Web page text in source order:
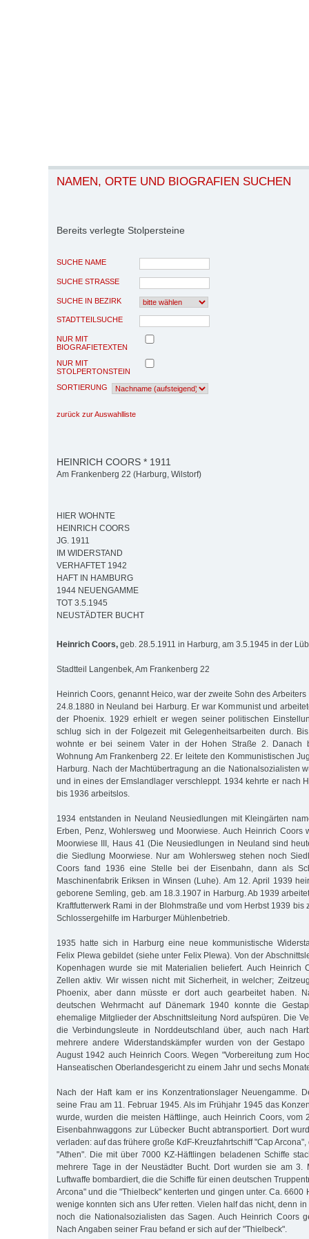
NAMEN, ORTE UND BIOGRAFIEN SUCHEN
Bereits verlegte Stolpersteine
SUCHE NAME
SUCHE STRASSE
SUCHE IN BEZIRK
STADTTEILSUCHE
NUR MIT
BIOGRAFIETEXTEN
NUR MIT
STOLPERTONSTEIN
SORTIERUNG
zurück zur Auswahlliste
HEINRICH COORS * 1911
Am Frankenberg 22 (Harburg, Wilstorf)
HIER WOHNTE
HEINRICH COORS
JG. 1911
IM WIDERSTAND
VERHAFTET 1942
HAFT IN HAMBURG
1944 NEUENGAMME
TOT 3.5.1945
NEUSTÄDTER BUCHT
Heinrich Coors, geb. 28.5.1911 in Harburg, am 3.5.1945 in der
Stadtteil Langenbek, Am Frankenberg 22
Heinrich Coors, genannt Heico, war der zweite Sohn des
24.8.1880 in Neuland bei Harburg. Er war Kommunist und
der Phoenix. 1929 erhielt er wegen seiner politischen
schlug sich in der Folgezeit mit Gelegenheitsarbeiten durch.
wohnte er bei seinem Vater in der Hohen Straße 2. Danach
Wohnung Am Frankenberg 22. Er leitete den Kommunistischen
Harburg. Nach der Machtübertragung an die Nationalsozialisten
und in eines der Emslandlager verschleppt. 1934 kehrte er nach
bis 1936 arbeitslos.
1934 entstanden in Neuland Neusiedlungen mit Kleingärten
Erben, Penz, Wohlersweg und Moorwiese. Auch Heinrich Coors
Moorwiese III, Haus 41 (Die Neusiedlungen in Neuland sind
die Siedlung Moorwiese. Nur am Wohlersweg stehen noch
Coors fand 1936 eine Stelle bei der Eisenbahn, dann als
Maschinenfabrik Eriksen in Winsen (Luhe). Am 12. April 1939
geborene Semling, geb. am 18.3.1907 in Harburg. Ab 1939
Kraftfutterwerk Rami in der Blohmstraße und vom Herbst 1939 bis
Schlossergehilfe im Harburger Mühlenbetrieb.
1935 hatte sich in Harburg eine neue kommunistische
Felix Plewa gebildet (siehe unter Felix Plewa). Von der
Kopenhagen wurde sie mit Materialien beliefert. Auch Heinrich
Zellen aktiv. Wir wissen nicht mit Sicherheit, in welcher;
Phoenix, aber dann müsste er dort auch gearbeitet haben.
deutschen Wehrmacht auf Dänemark 1940 konnte die
ehemalige Mitglieder der Abschnittsleitung Nord aufspüren. Die
die Verbindungsleute in Norddeutschland über, auch nach
mehrere andere Widerstandskämpfer wurden von der Gestapo
August 1942 auch Heinrich Coors. Wegen "Vorbereitung zum
Hanseatischen Oberlandesgericht zu einem Jahr und sechs
Nach der Haft kam er ins Konzentrationslager Neuengamme.
seine Frau am 11. Februar 1945. Als im Frühjahr 1945 das
wurde, wurden die meisten Häftlinge, auch Heinrich Coors, vom
Eisenbahnwaggons zur Lübecker Bucht abtransportiert. Dort
verladen: auf das frühere große KdF-Kreuzfahrtschiff "Cap
"Athen". Die mit über 7000 KZ-Häftlingen beladenen Schiffe
mehrere Tage in der Neustädter Bucht. Dort wurden sie am 3.
Luftwaffe bombardiert, die die Schiffe für einen deutschen
Arcona" und die "Thielbeck" kenterten und gingen unter. Ca. 6600
wenige konnten sich ans Ufer retten. Vielen half das nicht, denn
noch die Nationalsozialisten das Sagen. Auch Heinrich Coors
Nach Angaben seiner Frau befand er sich auf der "Thielbeck".